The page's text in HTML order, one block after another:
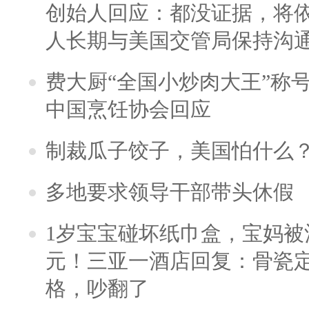
创始人回应：都没证据，将
人长期与美国交管局保持沟
费大厨“全国小炒肉大王”称
中国烹饪协会回应
制裁瓜子饺子，美国怕什么
多地要求领导干部带头休假
1岁宝宝碰坏纸巾盒，宝妈
元！三亚一酒店回复：骨瓷
格，吵翻了